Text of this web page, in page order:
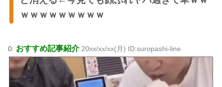
ｗｗｗｗｗｗｗｗｗ
0: おすすめ記事紹介20xx/xx/xx(月) ID:suropashi-line